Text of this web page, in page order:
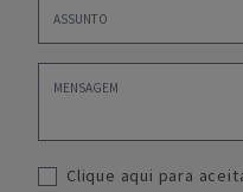
Clique aqui para